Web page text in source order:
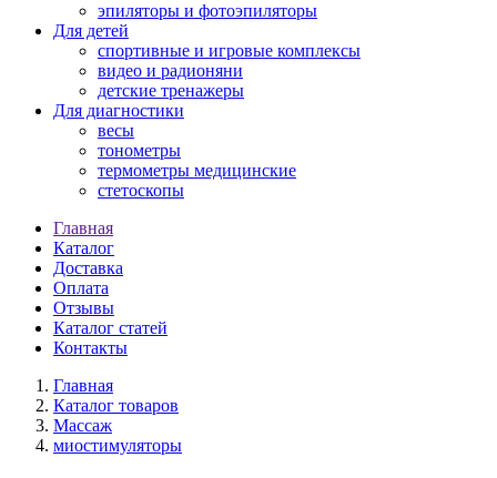
эпиляторы и фотоэпиляторы
Для детей
спортивные и игровые комплексы
видео и радионяни
детские тренажеры
Для диагностики
весы
тонометры
термометры медицинские
стетоскопы
Главная
Каталог
Доставка
Оплата
Отзывы
Каталог статей
Контакты
Главная
Каталог товаров
Массаж
миостимуляторы